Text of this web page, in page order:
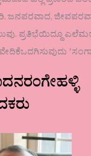
ಜನಪರವಾದ,
ಪ್ರತಿಭೆಯಿದ್ದೂ